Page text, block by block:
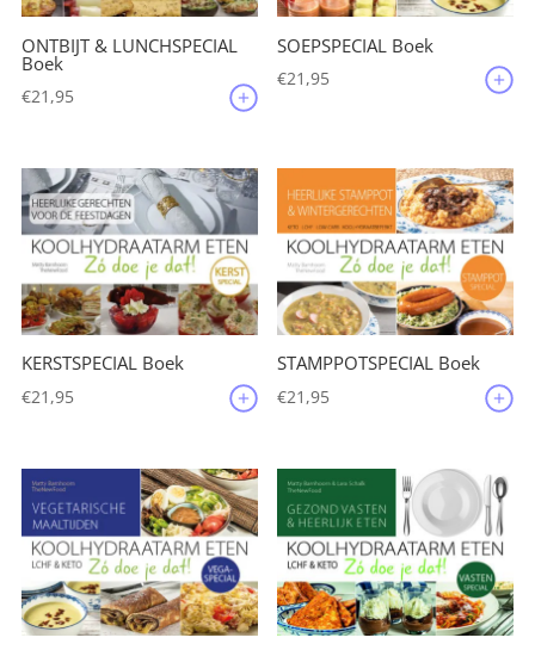
ONTBIJT & LUNCHSPECIAL
Boek
€21,95
SOEPSPECIAL Boek
€21,95
KERSTSPECIAL Boek
€21,95
STAMPPOTSPECIAL Boek
€21,95